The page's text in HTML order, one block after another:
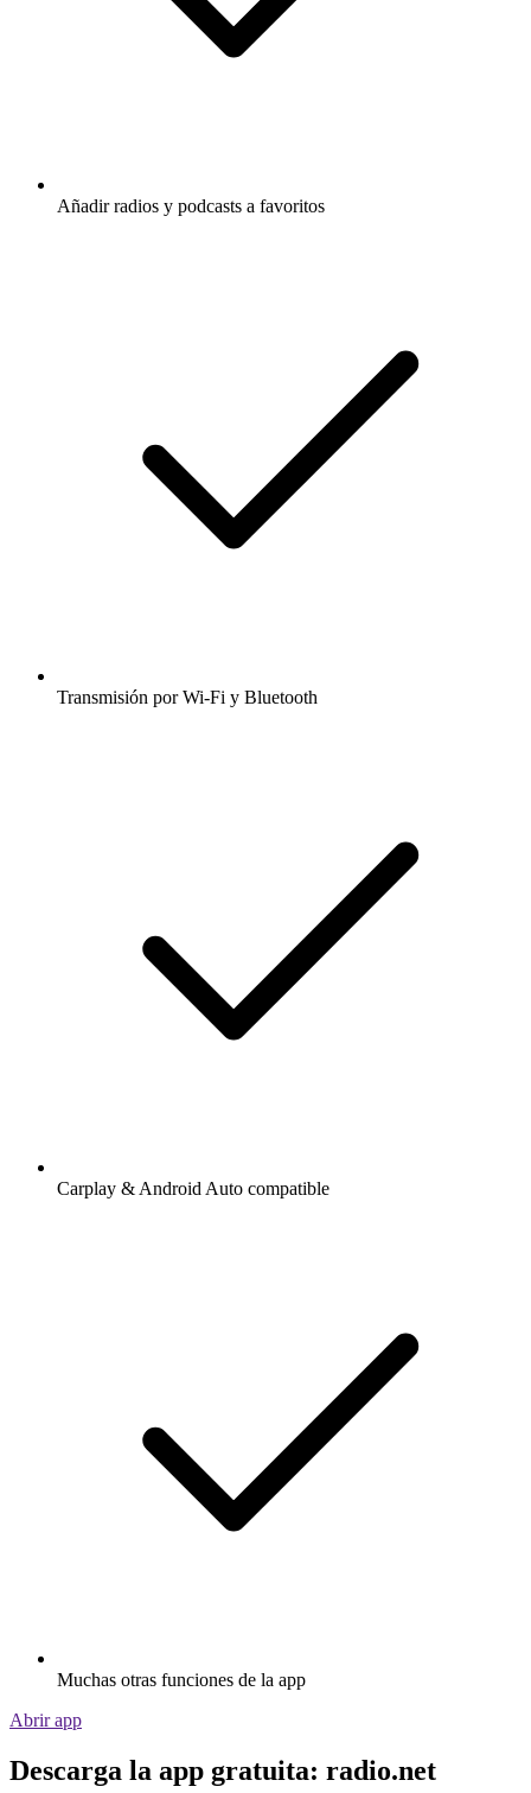
Añadir radios y podcasts a favoritos
Transmisión por Wi-Fi y Bluetooth
Carplay & Android Auto compatible
Muchas otras funciones de la app
Abrir app
Descarga la app gratuita: radio.net